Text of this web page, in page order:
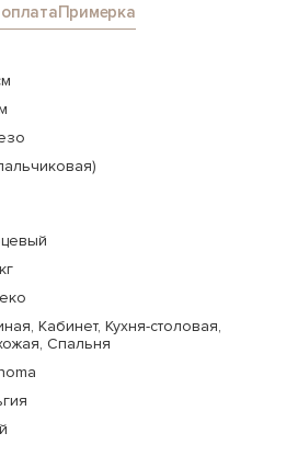
Примерка
Кабинет, Кухня-столовая,
Спальня